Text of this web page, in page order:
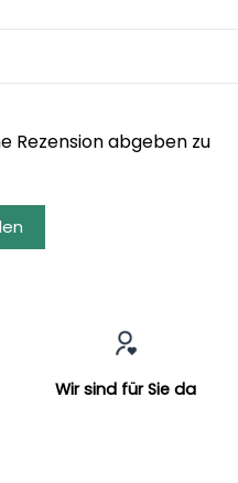
Rezension abgeben zu
Wir sind für Sie da